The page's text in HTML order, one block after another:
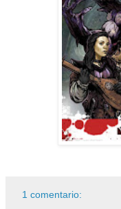
1 comentario: